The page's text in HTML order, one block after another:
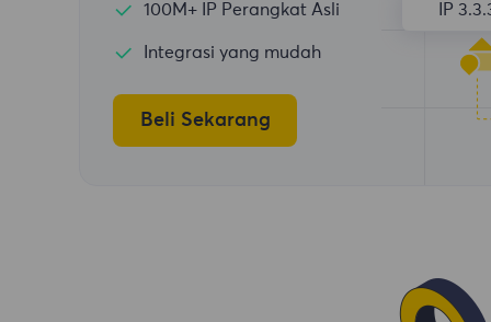
100M+ IP Perangkat Asli
Integrasi yang mudah
Beli Sekarang
IP